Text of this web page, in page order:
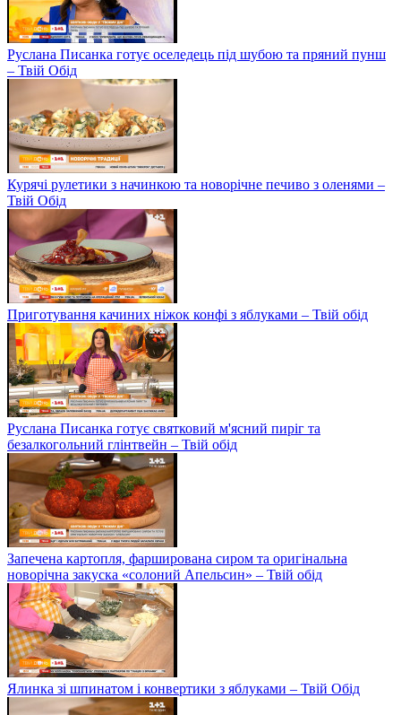
Руслана Писанка готує оселедець під шубою та пряний пунш
– Твій Обід
Курячі рулетики з начинкою та новорічне печиво з оленями –
Твій Обід
Приготування качиних ніжок конфі з яблуками – Твій обід
Руслана Писанка готує святковий м'ясний пиріг та
безалкогольний глінтвейн – Твій обід
Запечена картопля, фарширована сиром та оригінальна
новорічна закуска «солоний Апельсин» – Твій обід
Ялинка зі шпинатом і конвертики з яблуками – Твій Обід